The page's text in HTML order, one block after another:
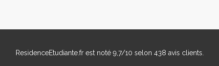
ResidenceEtudiante.frest noté 9,7/10 selon 438 avis clients.